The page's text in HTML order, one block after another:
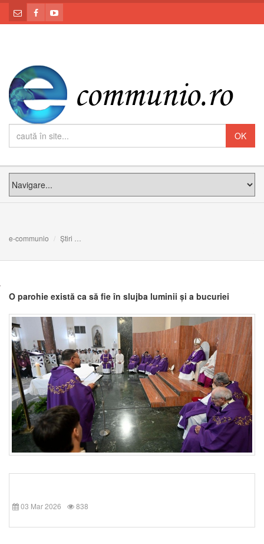
e-communio Știri
O parohie există ca să fie în slujba luminii și a bucuriei
03 Mar 2026 838